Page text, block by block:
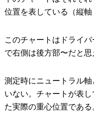
位置を表している（縦
このチャートはドライ
で右側は後方部〜だと思
測定時にニュートラル
いない。チャートが表
た実際の重心位置である